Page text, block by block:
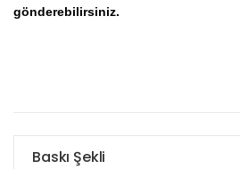
gönderebilirsiniz.
Baskı Şekli